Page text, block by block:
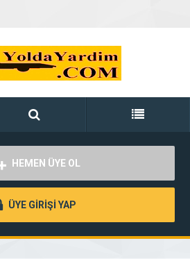
HEMEN ÜYE OL
ÜYE GİRİŞİ YAP